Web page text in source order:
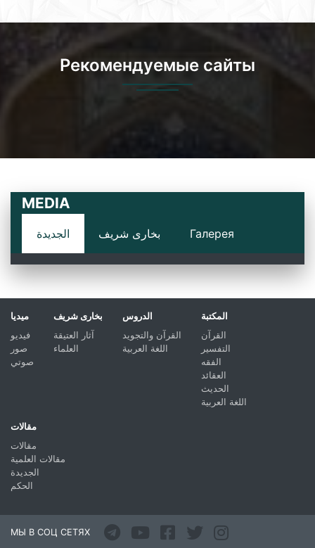
Рекомендуемые сайты
MEDIA
الجديدة بخارى شريف Галерея
ميديا
فيديو
صور
صوتي
بخارى شريف
آثار العتيقة
العلماء
الدروس
القرآن والتجويد
اللغة العربية
المكتبة
القرآن
التفسير
الفقه
العقائد
الحديث
اللغة العربية
مقالات
مقالات
مقالات العلمية
الجديدة
الحكم
МЫ В СОЦ СЕТЯХ